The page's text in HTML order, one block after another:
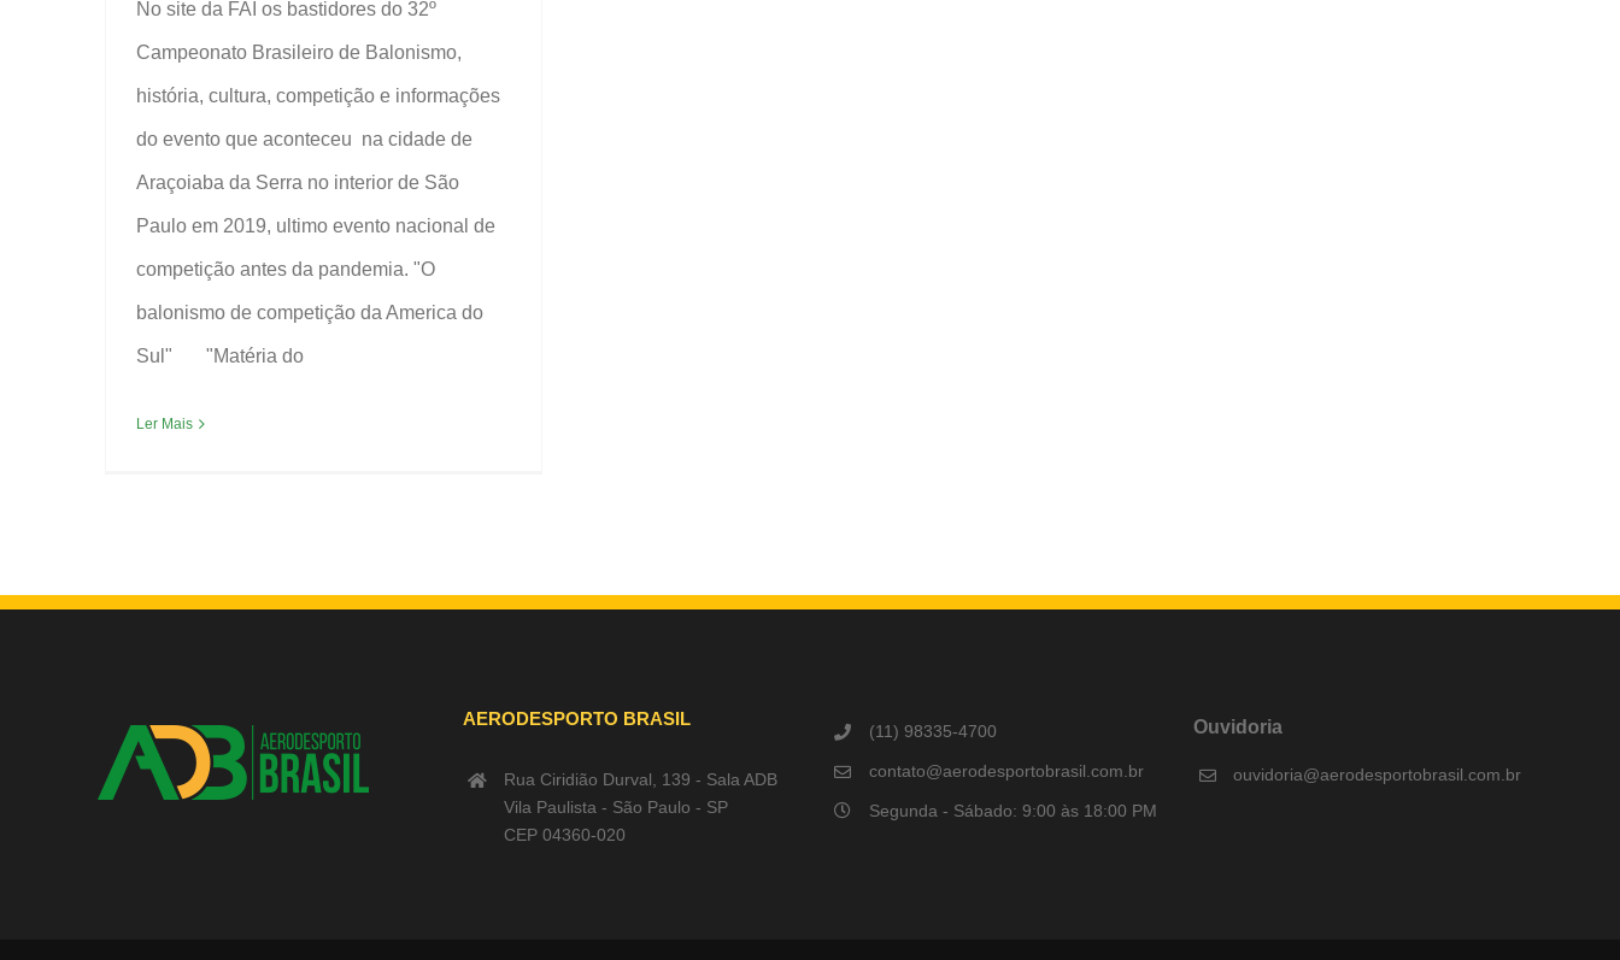
No site da FAI os bastidores do 32º
Campeonato Brasileiro de Balonismo,
história, cultura, competição e informações
do evento que aconteceu na cidade de
Araçoiaba da Serra no interior de São
Paulo em 2019, ultimo evento nacional de
competição antes da pandemia. "O
balonismo de competição da America do
Sul" "Matéria do
Ler Mais
AERODESPORTO BRASIL
Rua Ciridião Durval, 139 - Sala ADB
Vila Paulista - São Paulo - SP
CEP 04360-020
(11) 98335-4700
contato@aerodesportobrasil.com.br
Segunda - Sábado: 9:00 às 18:00 PM
Ouvidoria
ouvidoria@aerodesportobrasil.com.br